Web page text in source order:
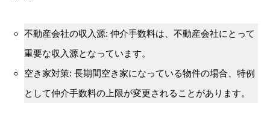
不動産会社の収入源: 仲介手数料は、不動産会社にとって
重要な収入源となっています。
空き家対策: 長期間空き家になっている物件の場合、特例
として仲介手数料の上限が変更されることがあります。